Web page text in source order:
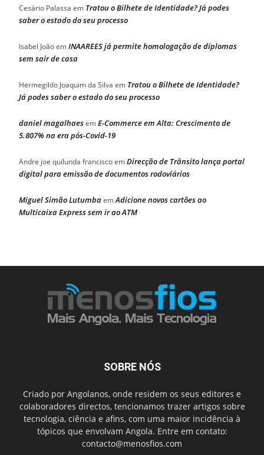
Cesário Palassa em Tratou o Bilhete de Identidade? Já podes
saber o estado do seu processo
Isabel JoãoemINAAREES já permite homologação de diplomas
sem sair de casa
Hermegildo Joaquim da Silva em Tratou o Bilhete de Identidade?
Já podes saber o estado do seu processo
daniel magalhaesemE-Commerce em Alta: Crescimento de
5.807% na era pós-Covid-19
Andre joe quilunda franciscoemDirecção de Trânsito lança portal
digital para emissão de documentos rodoviários
Miguel Simão LutumbaemAdicione novos cartões ao
Multicaixa Express sem ir ao ATM
SOBRE NÓS
Criado por Angolanos, onde residem os seus editores e
colaboradores directos, tencionamos trazer artigos sobre
tecnologia, ciência e afins, com uma maior incidência à
tópicos que envolvam Angola. Entre em contato:
contacto@menosfios.com